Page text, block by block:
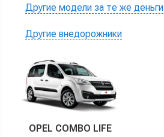
Другие модели за те же деньги
Другие внедорожники
OPEL COMBO LIFE